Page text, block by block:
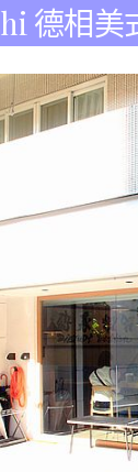
德相